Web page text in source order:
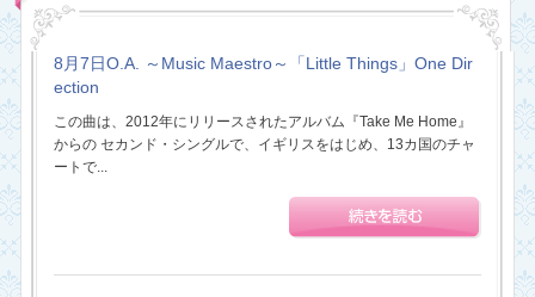
8月7日O.A. ～Music Maestro～「Little Things」One Dir
ection
この曲は、2012年にリリースされたアルバム『Take Me Home』
からの セカンド・シングルで、イギリスをはじめ、13カ国のチャ
ートで...